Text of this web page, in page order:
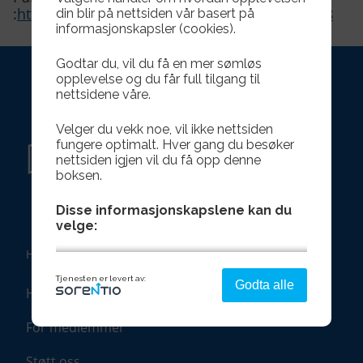
:https://www.ticketmaster.no/event/449756688
HURTIGLENKER
Hva skjer?
For medlemmer
din blir på nettsiden vår basert på
informasjonskapsler (cookies).
Godtar du, vil du få en mer sømløs
opplevelse og du får full tilgang til
nettsidene våre.
Velger du vekk noe, vil ikke nettsiden
fungere optimalt. Hver gang du besøker
nettsiden igjen vil du få opp denne
boksen.
Disse informasjonskapslene kan du
velge:
Strengt nødvendig - denne er alltid
på
funksjonalitet som språk, sted og handlekurv.
Tjenesten er levert av: Godta alle